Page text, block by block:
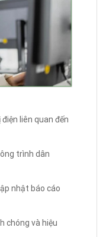
liên quan đến
trình dân
nhật báo cáo
chóng và hiệu